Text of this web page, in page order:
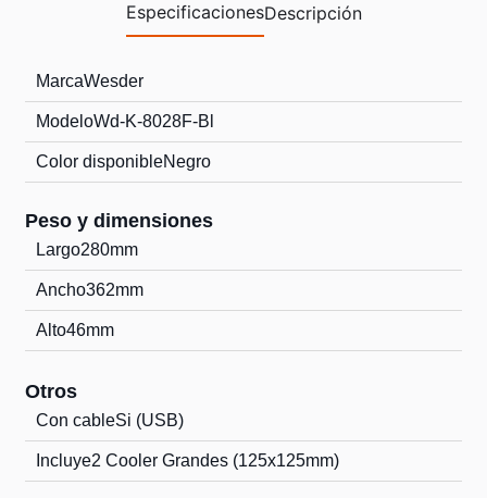
EspecificacionesDescripción
MarcaWesder
ModeloWd-K-8028F-Bl
Color disponibleNegro
Peso y dimensiones
Largo280mm
Ancho362mm
Alto46mm
Otros
Con cableSi (USB)
Incluye2 Cooler Grandes (125x125mm)